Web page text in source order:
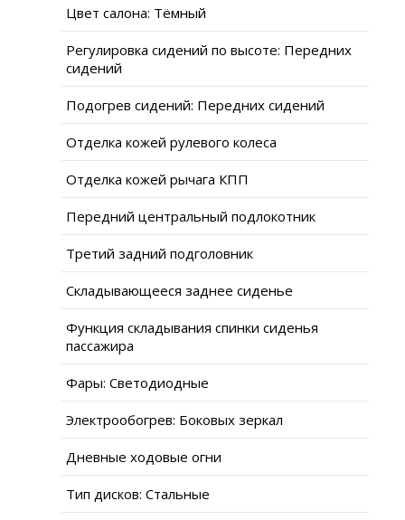
Цвет салона: Тёмный
Регулировка сидений по высоте: Передних
сидений
Подогрев сидений: Передних сидений
Отделка кожей рулевого колеса
Отделка кожей рычага КПП
Передний центральный подлокотник
Третий задний подголовник
Складывающееся заднее сиденье
Функция складывания спинки сиденья
пассажира
Фары: Светодиодные
Электрообогрев: Боковых зеркал
Дневные ходовые огни
Тип дисков: Стальные